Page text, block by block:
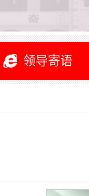
领导寄语